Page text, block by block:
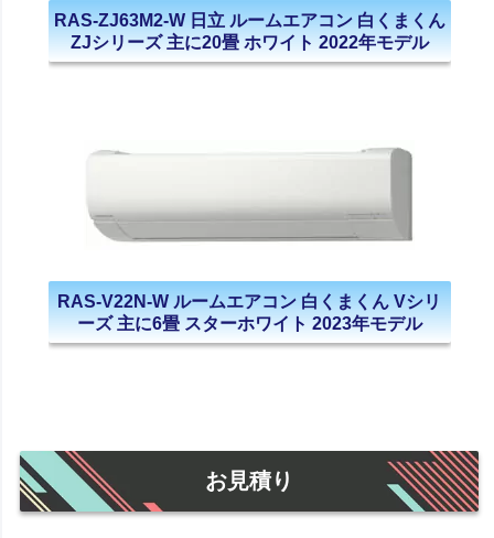
RAS-ZJ63M2-W 日立 ルームエアコン 白くまくん
ZJシリーズ 主に20畳 ホワイト 2022年モデル
RAS-V22N-W ルームエアコン 白くまくん Vシリ
ーズ 主に6畳 スターホワイト 2023年モデル
お見積り